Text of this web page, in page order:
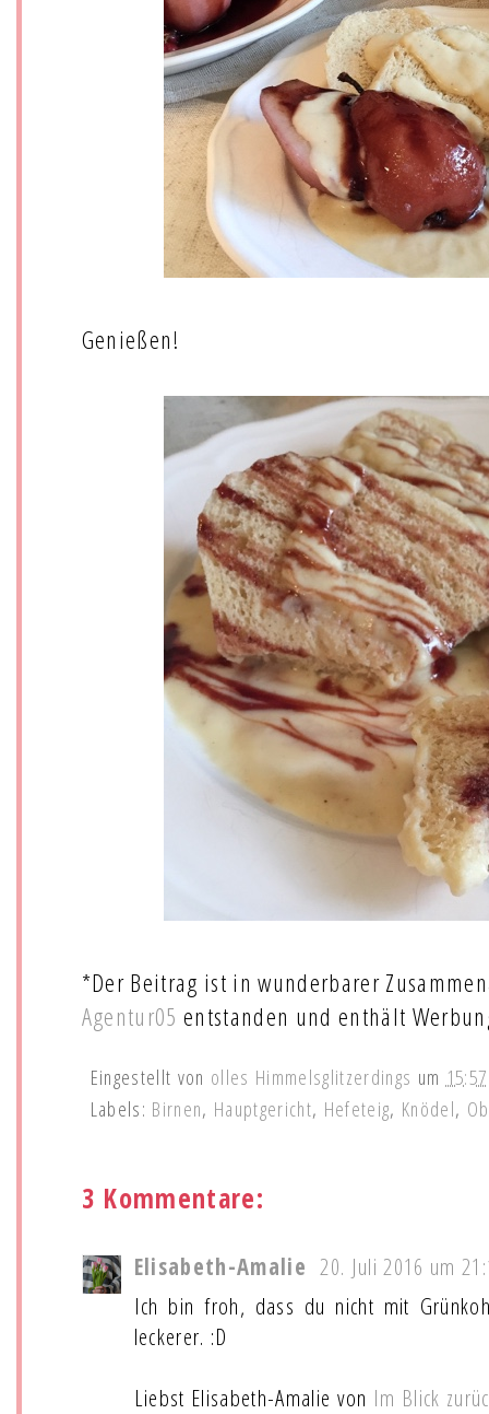
Genießen!
*Der Beitrag ist in wunderbarer
Agentur05 entstanden und enthält
Eingestellt von olles Himmelsglitzerdings um 15:57
Labels: Birnen, Hauptgericht, Hefeteig, Knödel,
3 Kommentare:
Elisabeth-Amalie 20. Juli 2016 um
Ich bin froh, dass du nicht mit
leckerer. :D
Liebst Elisabeth-Amalie von Im Blick